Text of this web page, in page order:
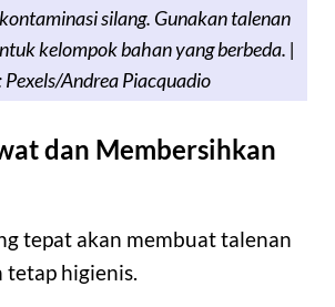
silang. Gunakan talenan
kelompok bahan yang berbeda. |
Pexels/Andrea Piacquadio
dan Membersihkan
tepat akan membuat talenan
tetap higienis.